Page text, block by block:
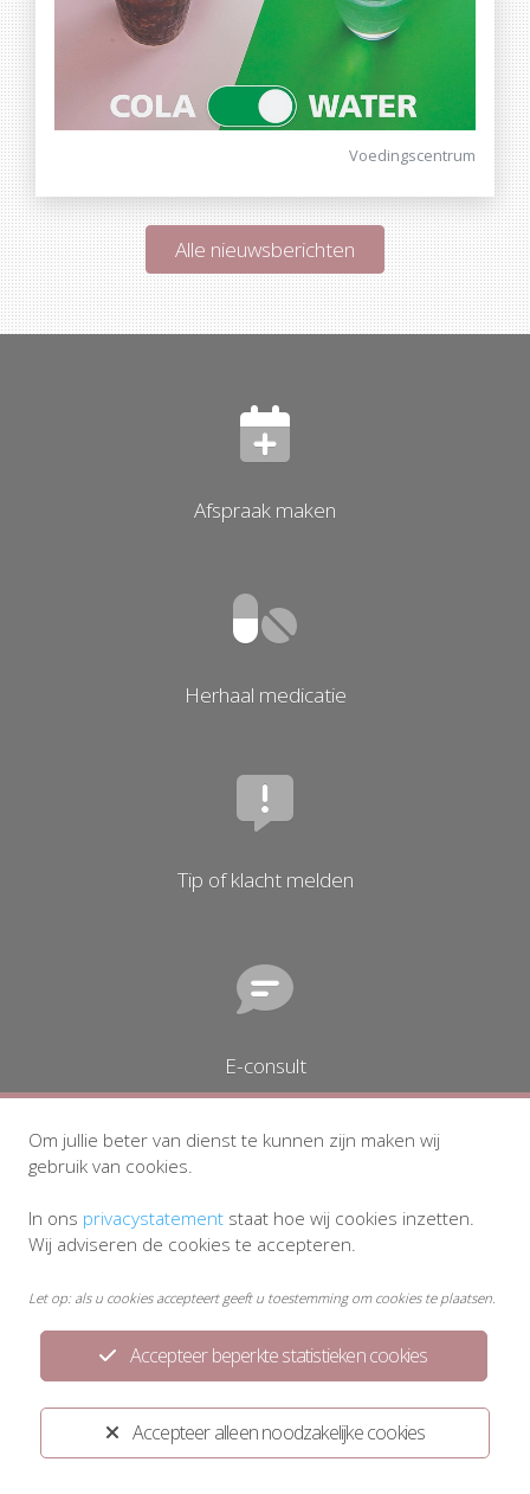
Voedingscentrum
Alle nieuwsberichten
Afspraak maken
Herhaal medicatie
Tip of klacht melden
E-consult
Onderzoeksuitslag
Accepteer alleen noodzakelijke cookies
Accepteer beperkte statistieken cookies
Om jullie beter van dienst te kunnen zijn maken wij
gebruik van cookies.
In ons privacystatement staat hoe wij cookies inzetten.
Wij adviseren de cookies te accepteren.
Let op: als u cookies accepteert geeft u toestemming om cookies te plaatsen.